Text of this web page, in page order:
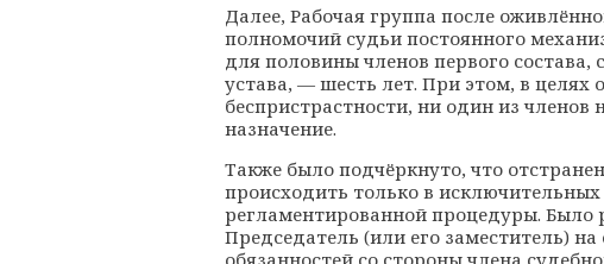
Далее, Рабочая группа после
полномочий судьи постоянного
для половины членов первого состава,
устава, — шесть лет. При этом, в целях
беспристрастности, ни один из членов
назначение.
Также было подчёркнуто, что
происходить только в
регламентированной процедуры. Было
Председатель (или его заместитель)
обязанностей со стороны члена